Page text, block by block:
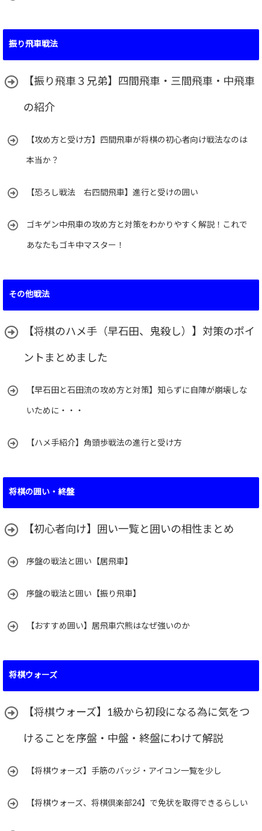
振り飛車戦法
【振り飛車３兄弟】四間飛車・三間飛車・中飛車
の紹介
【攻め方と受け方】四間飛車が将棋の初心者向け戦法なのは
本当か？
【恐ろし戦法 右四間飛車】進行と受けの囲い
ゴキゲン中飛車の攻め方と対策をわかりやすく解説！これで
あなたもゴキ中マスター！
その他戦法
【将棋のハメ手（早石田、鬼殺し）】対策のポイ
ントまとめました
【早石田と石田流の攻め方と対策】知らずに自陣が崩壊しな
いために・・・
【ハメ手紹介】角頭歩戦法の進行と受け方
将棋の囲い・終盤
【初心者向け】囲い一覧と囲いの相性まとめ
序盤の戦法と囲い【居飛車】
序盤の戦法と囲い【振り飛車】
【おすすめ囲い】居飛車穴熊はなぜ強いのか
将棋ウォーズ
【将棋ウォーズ】1級から初段になる為に気をつ
けることを序盤・中盤・終盤にわけて解説
【将棋ウォーズ】手筋のバッジ・アイコン一覧を少し
【将棋ウォーズ、将棋倶楽部24】で免状を取得できるらしい